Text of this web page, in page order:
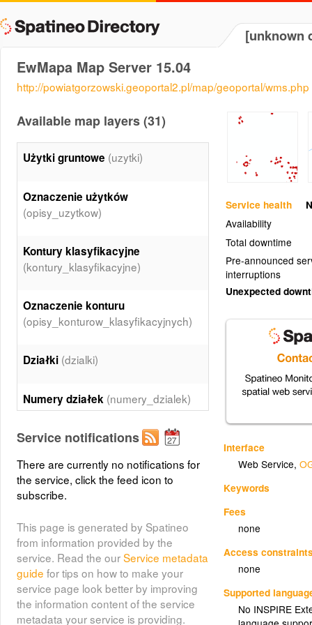
[unknown
EwMapa Map Server 15.04
http://powiatgorzowski.geoportal2.pl/map/geoportal/wms.php
Service health
Availability
Total downtime
Pre-announced
interruptions
Unexpected
Interface
Web Service,
Keywords
Fees
none
Access
none
Supported
No INSPIRE
Available map layers (31)
Użytki gruntowe (uzytki)
Oznaczenie użytków
(opisy_uzytkow)
Kontury klasyfikacyjne
(kontury_klasyfikacyjne)
Oznaczenie konturu
(opisy_konturow_klasyfikacyjnych)
Działki (dzialki)
Numery działek (numery_dzialek)
Budynki (budynki)
Opisy budynków
(opisy_budynkow)
adresy(adresy)
Sieci projektowane
(sieci_projektowane)
Service notifications
There are currently no notifications for
the service, click the feed icon to
subscribe.
This page is generated by Spatineo
from information provided by the
service. Read the ourService metadata
guide for tips on how to make your
service page look better by improving
the information content of the service
metadata your service is providing.